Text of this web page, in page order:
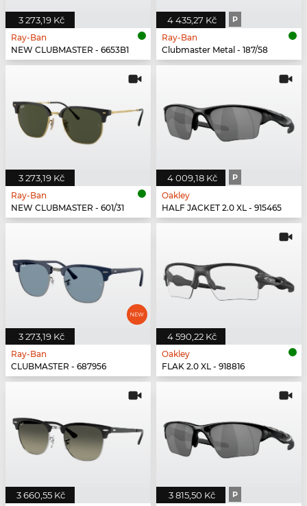
3 273,19 Kč
Ray-Ban
NEW CLUBMASTER - 6653B1
4 435,27 Kč P
Ray-Ban
Clubmaster Metal - 187/58
3 273,19 Kč
Ray-Ban
NEW CLUBMASTER - 601/31
4 009,18 Kč P
Oakley
HALF JACKET 2.0 XL - 915465
3 273,19 Kč
Ray-Ban
CLUBMASTER - 687956
4 590,22 Kč
Oakley
FLAK 2.0 XL - 918816
3 660,55 Kč 3 815,50 Kč P